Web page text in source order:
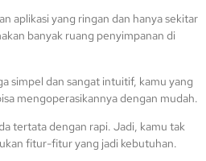
aplikasi yang ringan dan hanya sekitar
banyak ruang penyimpanan di
simpel dan sangat intuitif, kamu yang
mengoperasikannya dengan mudah.
tertata dengan rapi. Jadi, kamu tak
fitur-fitur yang jadi kebutuhan.